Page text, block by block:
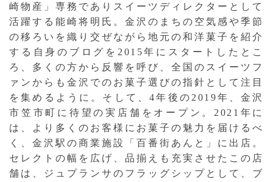
崎物産」専務でありスイーツディレクターとして
活躍する能崎将明氏。金沢のまちの空気感や季節
の移ろいを織り交ぜながら地元の和洋菓子を紹介
する自身のブログを2015年にスタートしたとこ
ろ、多くの方から反響を呼び、全国のスイーツフ
ァンからも金沢でのお菓子選びの指針として注目
を集めるように。そして、4年後の2019年、金沢
市笠市町に待望の実店舗をオープン。2021年に
は、より多くのお客様にお菓子の魅力を届けるべ
く、金沢駅の商業施設「百番街あんと」に出店。
セレクトの幅を広げ、品揃えも充実させたこの店
舗は、ジュプランサのフラッグシップとして、ブ